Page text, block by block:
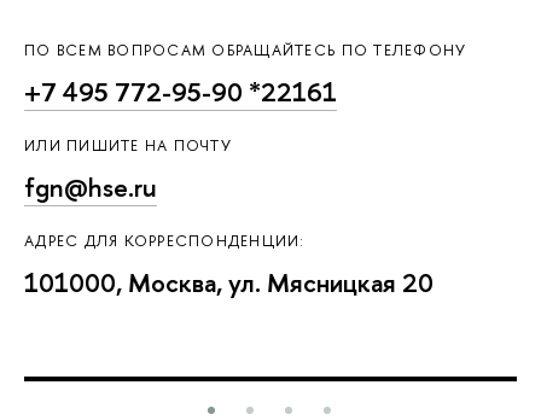
ПО ВСЕМ ВОПРОСАМ ОБРАЩАЙТЕСЬ ПО ТЕЛЕФОНУ
+7 495 772-95-90 *22161
ИЛИ ПИШИТЕ НА ПОЧТУ
fgn@hse.ru
АДРЕС ДЛЯ КОРРЕСПОНДЕНЦИИ:
101000, Москва, ул. Мясницкая 20